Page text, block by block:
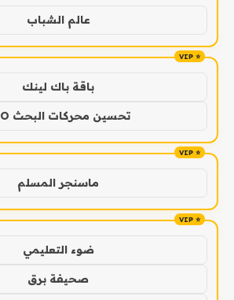
عالم الشباب
باقة باك لينك
تحسين محركات البحث SEO
ماسنجر المسلم
ضوء التعليمي
صحيفة برق